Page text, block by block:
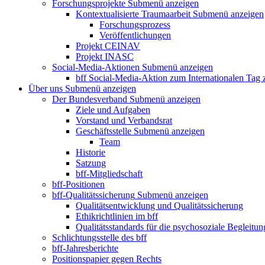
Forschungsprojekte Submenü anzeigen
Kontextualisierte Traumaarbeit Submenü anzeigen
Forschungsprozess
Veröffentlichungen
Projekt CEINAV
Projekt INASC
Social-Media-Aktionen Submenü anzeigen
bff Social-Media-Aktion zum Internationalen Tag
Über uns Submenü anzeigen
Der Bundesverband Submenü anzeigen
Ziele und Aufgaben
Vorstand und Verbandsrat
Geschäftsstelle Submenü anzeigen
Team
Historie
Satzung
bff-Mitgliedschaft
bff-Positionen
bff-Qualitätssicherung Submenü anzeigen
Qualitätsentwicklung und Qualitätssicherung
Ethikrichtlinien im bff
Qualitätsstandards für die psychosoziale
Schlichtungsstelle des bff
bff-Jahresberichte
Positionspapier gegen Rechts